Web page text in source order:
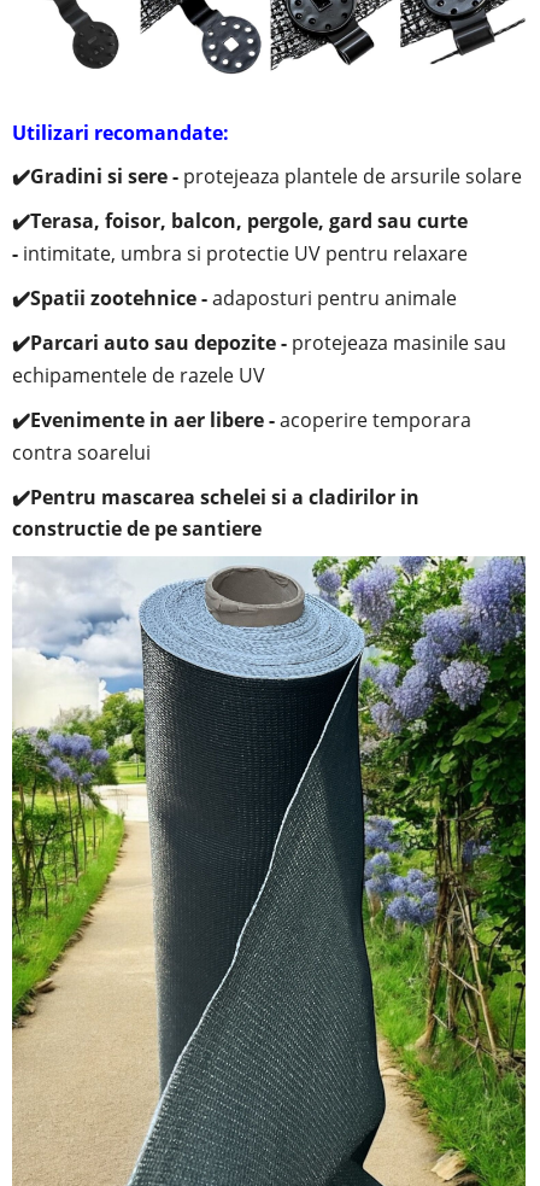
Utilizari recomandate:
✔️Gradini si sere - protejeaza plantele de arsurile solare
✔️Terasa, foisor, balcon, pergole, gard sau curte
- intimitate, umbra si protectie UV pentru relaxare
✔️Spatii zootehnice -adaposturi pentru animale
✔️Parcari auto sau depozite - protejeaza masinile sau
echipamentele de razele UV
✔️Evenimente in aer libere -acoperire temporara
contra soarelui
✔️Pentru mascarea schelei si a cladirilor in
constructie de pe santiere